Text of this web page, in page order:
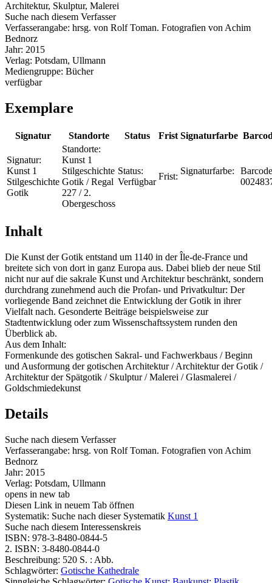
Architektur, Skulptur, Malerei
Suche nach diesem Verfasser
Verfasserangabe: hrsg. von Rolf Toman. Fotografien von Achim
Bednorz
Jahr: 2015
Verlag: Potsdam, Ullmann
Mediengruppe: Bücher
verfügbar
Exemplare
Signatur Standorte Status Frist Signaturfarbe
Signatur:
Kunst 1
Stilgeschichte
Gotik
Standorte:
Kunst 1
Stilgeschichte
Gotik / Regal
227 / 2.
Obergeschoss
Status:
Verfügbar
Frist:
Signaturfarbe:
Inhalt
Die Kunst der Gotik entstand um 1140 in der Île-de-France und
breitete sich von dort in ganz Europa aus. Dabei blieb der neue Stil
nicht nur auf die sakrale Kunst und Architektur beschränkt, sondern
durchdrang zunehmend auch die Profan- und Privatkultur: Der
vorliegende Band zeichnet die Entwicklung der Gotik in ihrer
Vielfalt nach. Gesonderte Beiträge beispielsweise zur
Stadtentwicklung oder zum Wissenschaftssystem runden den
Überblick ab.
Aus dem Inhalt:
Formenkunde des gotischen Sakral- und Fachwerkbaus / Beginn
und Ausformung der gotischen Architektur / Architektur der Gotik /
Architektur der Spätgotik / Skulptur / Malerei / Glasmalerei /
Goldschmiedekunst
Details
Suche nach diesem Verfasser
Verfasserangabe: hrsg. von Rolf Toman. Fotografien von Achim
Bednorz
Jahr: 2015
Verlag: Potsdam, Ullmann
opens in new tab
Diesen Link in neuem Tab öffnen
Systematik: Suche nach dieser Systematik Kunst 1
Suche nach diesem Interessenskreis
ISBN: 978-3-8480-0844-5
2. ISBN: 3-8480-0844-0
Beschreibung: 520 S. : Abb.
Schlagwörter: Gotische Kathedrale